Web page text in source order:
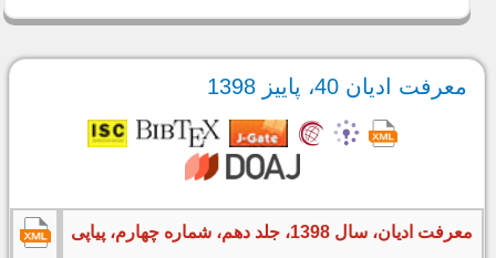
معرفت ادیان 40، پاییز 1398
معرفت ادیان، سال 1398، جلد دهم، شماره چهارم، پیاپی